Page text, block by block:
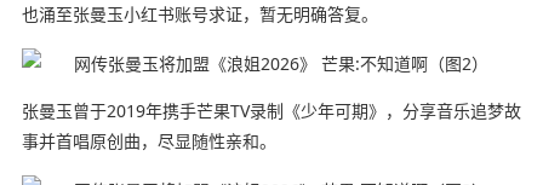
也涌至张曼玉小红书账号求证，暂无明确答复。
张曼玉曾于2019年携手芒果TV录制《少年可期》，分享音乐追梦故
事并首唱原创曲，尽显随性亲和。